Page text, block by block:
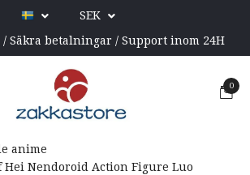
SEK
Säkra betalningar / Support inom 24H
0
anime
Hei Nendoroid Action Figure Luo